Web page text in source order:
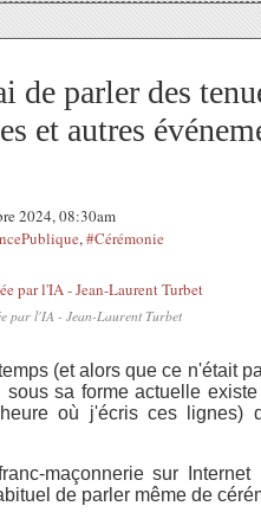
de parler des
et autres
2024, 08:30am
,#Cérémonie
par l'IA - Jean-Laurent Turbet
(et alors que ce n'était
sa forme actuelle
où j'écris ces lignes)
maçonnerie sur
de parler même de